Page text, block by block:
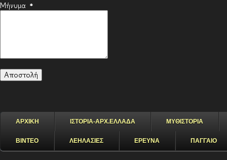
Μήνυμα *
ΑΡΧΙΚΗ ΙΣΤΟΡΙΑ-ΑΡΧ.ΕΛΛΑΔΑ ΜΥΘΙΣΤΟΡΙΑ
ΒΙΝΤΕΟ ΛΕΗΛΑΣΙΕΣ ΕΡΕΥΝΑ ΠΑΓΓΑΙΟ